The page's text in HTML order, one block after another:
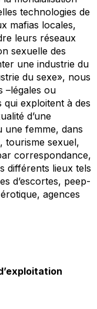
technologies de
mafias locales,
leurs réseaux
sexuelle des
une industrie du
du sexe», nous
–légales ou
qui exploitent à des
d’une
une femme, dans
tourisme sexuel,
correspondance,
différents lieux tels
d’escortes, peep-
agences